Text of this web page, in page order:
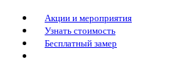
Акции и мероприятия
Узнать стоимость
Бесплатный замер